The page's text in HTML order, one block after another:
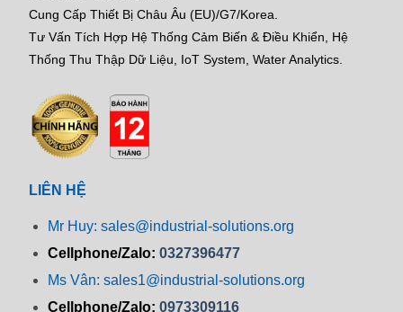
Cung Cấp Thiết Bị Châu Âu (EU)/G7/Korea.
Tư Vấn Tích Hợp Hệ Thống Cảm Biến & Điều Khiển, Hệ
Thống Thu Thập Dữ Liệu, IoT System, Water Analytics.
LIÊN HỆ
Mr Huy: sales@industrial-solutions.org
Cellphone/Zalo: 0327396477
Ms Vân: sales1@industrial-solutions.org
Cellphone/Zalo: 0973309116